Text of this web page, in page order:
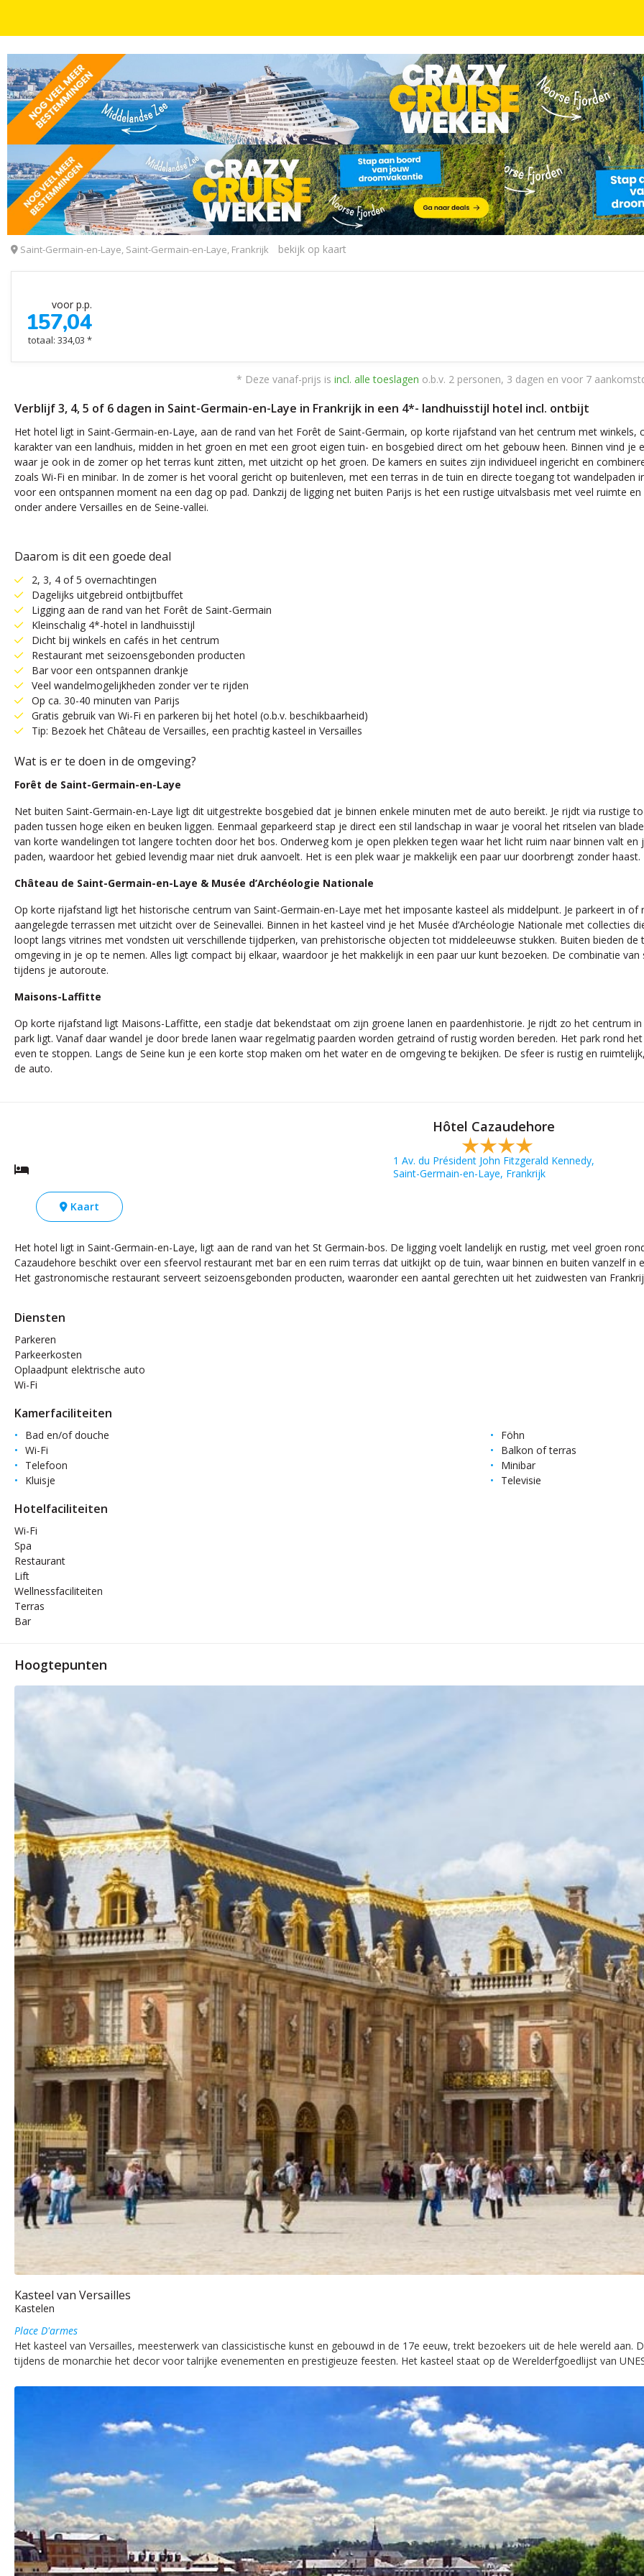
UNIEK OVERNACHTEN AUTOVAKANTIES 3, 4, 5 OF 6 DAGEN INCL. ONTBIJT
Autovakantie naar Saint-Germain-en-Laye, ten westen van Parijs in een 4*- landhuisstijl hotel incl.
Hôtel Cazaudehore
Saint-Germain-en-Laye, Saint-Germain-en-Laye, Frankrijk bekijk op kaart
voor p.p.
157,04
totaal: 334,03 *
* Deze vanaf-prijs is incl. alle toeslagen o.b.v. 2 personen, 3 dagen en voor 7
Verblijf 3, 4, 5 of 6 dagen in Saint-Germain-en-Laye in Frankrijk in een 4*- landhuisstijl hotel incl. ontbijt
Het hotel ligt in Saint-Germain-en-Laye, aan de rand van het Forêt de Saint-Germain, op korte rijafstand van het centrum met
karakter van een landhuis, midden in het groen en met een groot eigen tuin- en bosgebied direct om het gebouw heen. Binnen vind
waar je ook in de zomer op het terras kunt zitten, met uitzicht op het groen. De kamers en suites zijn individueel ingericht en
zoals Wi-Fi en minibar. In de zomer is het vooral gericht op buitenleven, met een terras in de tuin en directe toegang tot wandelpaden
voor een ontspannen moment na een dag op pad. Dankzij de ligging net buiten Parijs is het een rustige uitvalsbasis met veel ruimte
onder andere Versailles en de Seine-vallei.
Daarom is dit een goede deal
2, 3, 4 of 5 overnachtingen
Dagelijks uitgebreid ontbijtbuffet
Ligging aan de rand van het Forêt de Saint-Germain
Kleinschalig 4*-hotel in landhuisstijl
Dicht bij winkels en cafés in het centrum
Restaurant met seizoensgebonden producten
Bar voor een ontspannen drankje
Veel wandelmogelijkheden zonder ver te rijden
Op ca. 30-40 minuten van Parijs
Gratis gebruik van Wi-Fi en parkeren bij het hotel (o.b.v. beschikbaarheid)
Tip: Bezoek het Château de Versailles, een prachtig kasteel in Versailles
Wat is er te doen in de omgeving?
Forêt de Saint-Germain-en-Laye
Net buiten Saint-Germain-en-Laye ligt dit uitgestrekte bosgebied dat je binnen enkele minuten met de auto bereikt. Je rijdt via rustige
paden tussen hoge eiken en beuken liggen. Eenmaal geparkeerd stap je direct een stil landschap in waar je vooral het ritselen van
van korte wandelingen tot langere tochten door het bos. Onderweg kom je open plekken tegen waar het licht ruim naar binnen valt
paden, waardoor het gebied levendig maar niet druk aanvoelt. Het is een plek waar je makkelijk een paar uur doorbrengt zonder haast.
Château de Saint-Germain-en-Laye & Musée d’Archéologie Nationale
Op korte rijafstand ligt het historische centrum van Saint-Germain-en-Laye met het imposante kasteel als middelpunt. Je parkeert in
aangelegde terrassen met uitzicht over de Seinevallei. Binnen in het kasteel vind je het Musée d’Archéologie Nationale met collecties
loopt langs vitrines met vondsten uit verschillende tijdperken, van prehistorische objecten tot middeleeuwse stukken. Buiten bieden
omgeving in je op te nemen. Alles ligt compact bij elkaar, waardoor je het makkelijk in een paar uur kunt bezoeken. De combinatie
tijdens je autoroute.
Maisons-Laffitte
Op korte rijafstand ligt Maisons-Laffitte, een stadje dat bekendstaat om zijn groene lanen en paardenhistorie. Je rijdt zo het centrum
park ligt. Vanaf daar wandel je door brede lanen waar regelmatig paarden worden getraind of rustig worden bereden. Het park rond
even te stoppen. Langs de Seine kun je een korte stop maken om het water en de omgeving te bekijken. De sfeer is rustig en
de auto.
Hôtel Cazaudehore
1 Av. du Président John Fitzgerald Kennedy,
Saint-Germain-en-Laye, Frankrijk
Kaart
Het hotel ligt in Saint-Germain-en-Laye, ligt aan de rand van het St Germain-bos. De ligging voelt landelijk en rustig, met veel groen
Cazaudehore beschikt over een sfeervol restaurant met bar en een ruim terras dat uitkijkt op de tuin, waar binnen en buiten vanzelf in
Het gastronomische restaurant serveert seizoensgebonden producten, waaronder een aantal gerechten uit het zuidwesten van
Diensten
Parkeren
Parkeerkosten
Oplaadpunt elektrische auto
Wi-Fi
Kamerfaciliteiten
Bad en/of douche
Föhn
Wi-Fi
Balkon of terras
Telefoon
Minibar
Kluisje
Televisie
Hotelfaciliteiten
Wi-Fi
Spa
Restaurant
Lift
Wellnessfaciliteiten
Terras
Bar
Hoogtepunten
Kasteel van Versailles
Kastelen
Place D'armes
Het kasteel van Versailles, meesterwerk van classicistische kunst en gebouwd in de 17e eeuw, trekt bezoekers uit de hele wereld
tijdens de monarchie het decor voor talrijke evenementen en prestigieuze feesten. Het kasteel staat op de Werelderfgoedlijst van